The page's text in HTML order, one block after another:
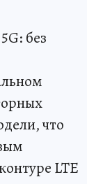
без
что
LTE